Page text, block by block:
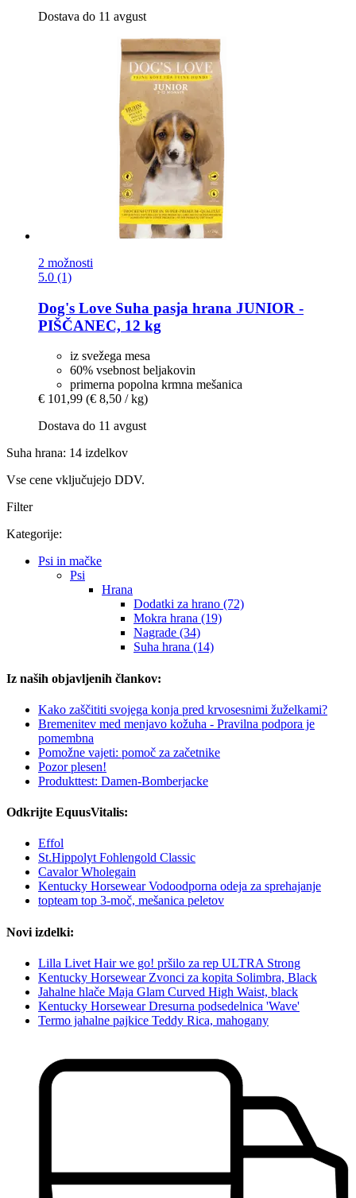
Dostava do 11 avgust
2 možnosti
5.0 (1)
Dog's Love Suha pasja hrana JUNIOR -​
PIŠČANEC, 12 kg
iz svežega mesa
60% vsebnost beljakovin
primerna popolna krmna mešanica
€ 101,99 (€ 8,50 / kg)
Dostava do 11 avgust
Suha hrana: 14 izdelkov
Vse cene vključujejo DDV.
Filter
Kategorije:
Psi in mačke
Psi
Hrana
Dodatki za hrano (72)
Mokra hrana (19)
Nagrade (34)
Suha hrana (14)
Iz naših objavljenih člankov:
Kako zaščititi svojega konja pred krvosesnimi žuželkami?
Bremenitev med menjavo kožuha - Pravilna podpora je
pomembna
Pomožne vajeti: pomoč za začetnike
Pozor plesen!
Produkttest: Damen-Bomberjacke
Odkrijte EquusVitalis:
Effol
St.Hippolyt Fohlengold Classic
Cavalor Wholegain
Kentucky Horsewear Vodoodporna odeja za sprehajanje
topteam top 3-moč, mešanica peletov
Novi izdelki:
Lilla Livet Hair we go! pršilo za rep ULTRA Strong
Kentucky Horsewear Zvonci za kopita Solimbra, Black
Jahalne hlače Maja Glam Curved High Waist, black
Kentucky Horsewear Dresurna podsedelnica 'Wave'
Termo jahalne pajkice Teddy Rica, mahogany